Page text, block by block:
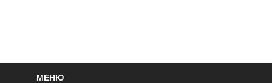
МЕНЮ